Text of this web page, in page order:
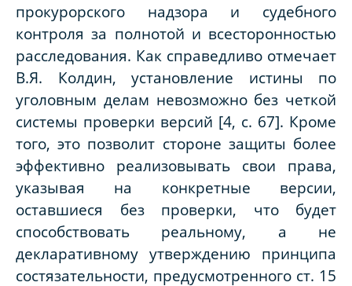
прокурорского надзора и судебного
контроля за полнотой и всесторонностью
расследования. Как справедливо отмечает
В.Я. Колдин, установление истины по
уголовным делам невозможно без четкой
системы проверки версий [4, с. 67]. Кроме
того, это позволит стороне защиты более
эффективно реализовывать свои права,
указывая на конкретные версии,
оставшиеся без проверки, что будет
способствовать реальному, а не
декларативному утверждению принципа
состязательности, предусмотренного ст. 15